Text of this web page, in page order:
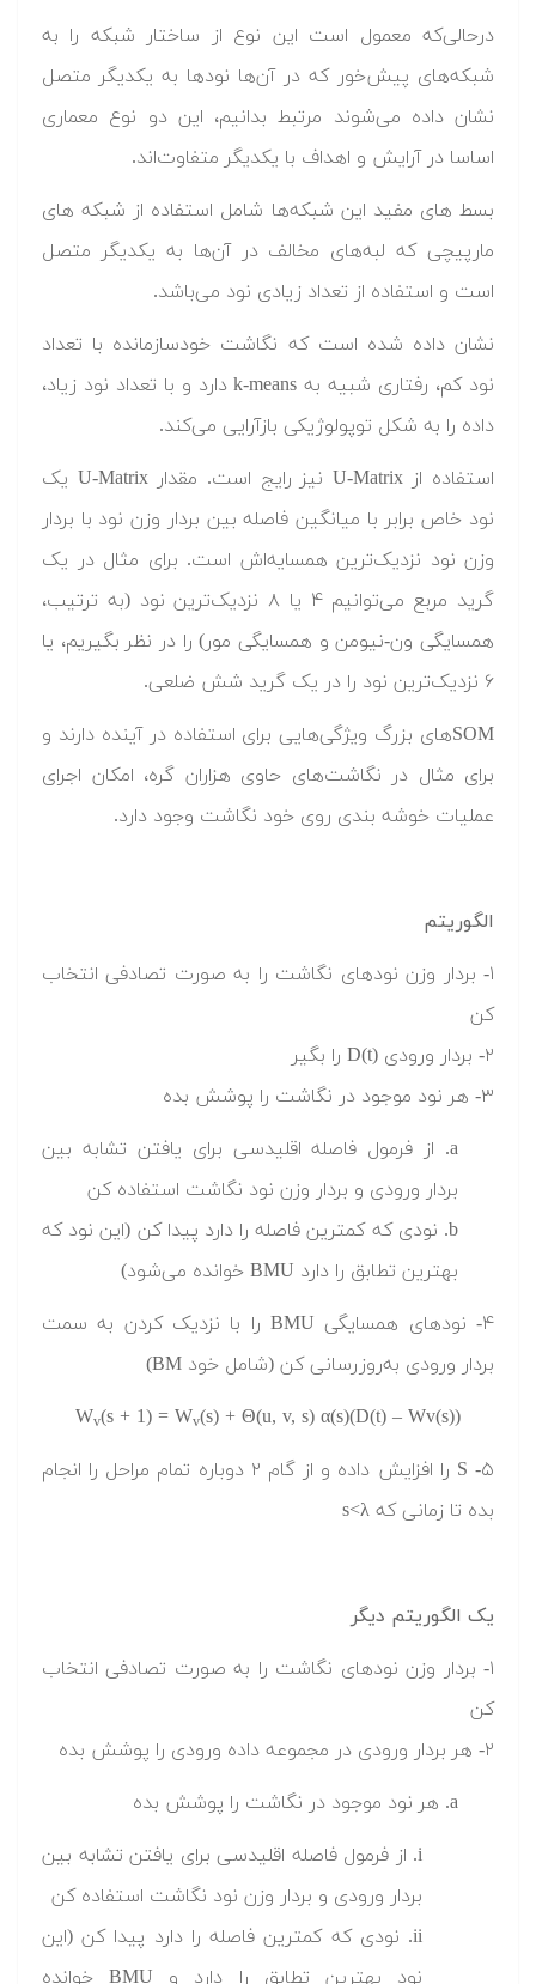
درحالی‌که معمول است این نوع از ساختار شبکه را به
شبکه‌های پیش‌خور که در آن‌ها نودها به یکدیگر متصل
نشان داده می‌شوند مرتبط بدانیم، این دو نوع معماری
اساسا در آرایش و اهداف با یکدیگر متفاوت‌اند.
بسط‌ های مفید این شبکه‌ها شامل استفاده از شبکه های
مارپیچی که لبه‌های مخالف در آن‌ها به یکدیگر متصل
است و استفاده از تعداد زیادی نود می‌باشد.
نشان داده شده است که نگاشت خودسازمانده با تعداد
نود کم، رفتاری شبیه به k-means دارد و با تعداد نود زیاد،
داده را به شکل توپولوژیکی بازآرایی می‌کند.
استفاده از U-Matrix نیز رایج است. مقدار U-Matrix یک
نود خاص برابر با میانگین فاصله بین بردار وزن نود با بردار
وزن نود نزدیک‌ترین همسایه‌اش است. برای مثال در یک
گرید مربع می‌توانیم ۴ یا ۸ نزدیک‌ترین نود (به ترتیب،
همسایگی‌ ون-نیومن و همسایگی مور) را در نظر بگیریم، یا
۶ نزدیک‌ترین نود را در یک گرید شش ضلعی.
SOMهای بزرگ ویژگی‌هایی برای استفاده در آینده دارند و
برای مثال در نگاشت‌های حاوی هزاران گره، امکان اجرای
عملیات خوشه بندی روی خود نگاشت وجود دارد.
الگوریتم
۱- بردار وزن نودهای نگاشت را به صورت تصادفی انتخاب
کن
۲- بردار ورودی (D(t را بگیر
۳- هر نود موجود در نگاشت را پوشش بده
a. از فرمول فاصله اقلیدسی برای یافتن تشابه بین
بردار ورودی و بردار وزن نود نگاشت استفاده کن
b. نودی که کمترین فاصله را دارد پیدا کن (این نود که
بهترین تطابق را دارد BMU خوانده می‌شود)
۴- نودهای همسایگی BMU را با نزدیک کردن به سمت
بردار ورودی به‌روزرسانی کن (شامل خود BM)
Wv(s + 1) = Wv(s) + Θ(u, v, s) α(s)(D(t) – Wv(s))
۵- S را افزایش داده و از گام ۲ دوباره تمام مراحل را انجام
بده تا زمانی که s<λ
یک الگوریتم دیگر
۱- بردار وزن نودهای نگاشت را به صورت تصادفی انتخاب
کن
۲- هر بردار ورودی در مجموعه داده ورودی را پوشش بده
a. هر نود موجود در نگاشت را پوشش بده
i. از فرمول فاصله اقلیدسی برای یافتن تشابه بین
بردار ورودی و بردار وزن نود نگاشت استفاده کن
ii. نودی که کمترین فاصله را دارد پیدا کن (این
نود بهترین تطابق را دارد و BMU خوانده